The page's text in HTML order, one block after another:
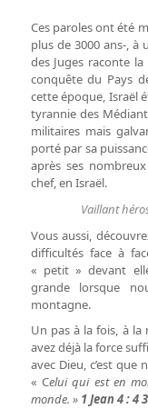
Ces paroles ont été
plus de 3000 ans-,
des Juges raconte
conquête du Pays
cette époque, Israël
tyrannie des
militaires mais
porté par sa
après ses
chef, en Israël.
Vaillant
Vous aussi,
difficultés face à
« petit » devant
grande lorsque
montagne.
Un pas à la fois, à
avez déjà la force
avec Dieu, c’est
« Celui qui est en
monde. » 1 Jean 4 : 4 3